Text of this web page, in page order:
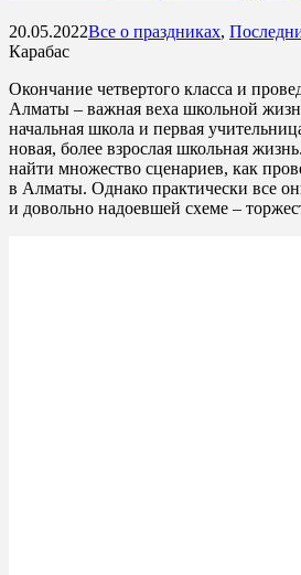
20.05.2022Все о праздниках,
Карабас
Окончание четвертого класса и
Алматы – важная веха школьной
начальная школа и первая
новая, более взрослая школьная
найти множество сценариев, как
в Алматы. Однако практически все
и довольно надоевшей схеме –